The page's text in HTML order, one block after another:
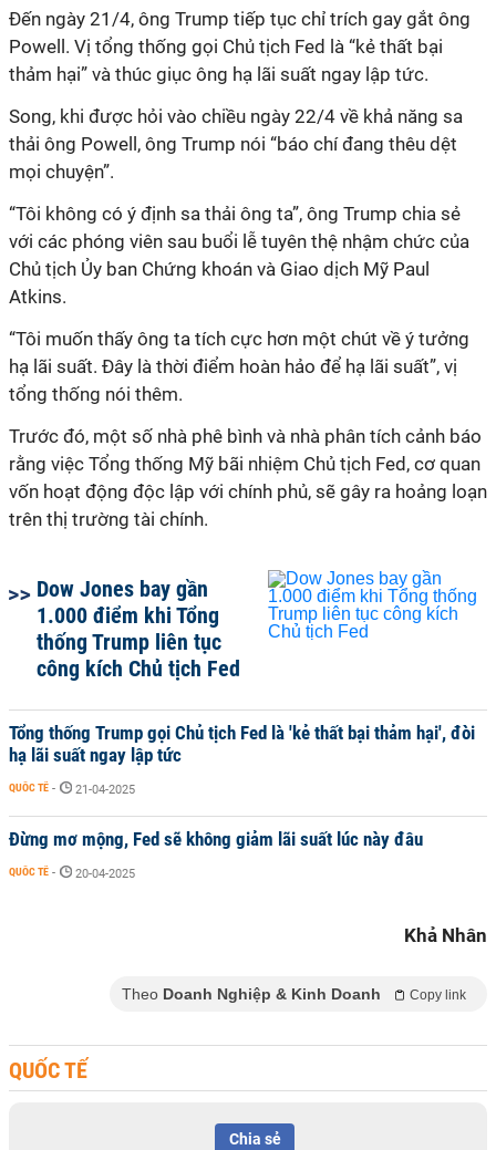
Đến ngày 21/4, ông Trump tiếp tục chỉ trích gay gắt ông
Powell. Vị tổng thống gọi Chủ tịch Fed là “kẻ thất bại
thảm hại” và thúc giục ông hạ lãi suất ngay lập tức.
Song, khi được hỏi vào chiều ngày 22/4 về khả năng sa
thải ông Powell, ông Trump nói “báo chí đang thêu dệt
mọi chuyện”.
“Tôi không có ý định sa thải ông ta”, ông Trump chia sẻ
với các phóng viên sau buổi lễ tuyên thệ nhậm chức của
Chủ tịch Ủy ban Chứng khoán và Giao dịch Mỹ Paul
Atkins.
“Tôi muốn thấy ông ta tích cực hơn một chút về ý tưởng
hạ lãi suất. Đây là thời điểm hoàn hảo để hạ lãi suất”, vị
tổng thống nói thêm.
Trước đó, một số nhà phê bình và nhà phân tích cảnh báo
rằng việc Tổng thống Mỹ bãi nhiệm Chủ tịch Fed, cơ quan
vốn hoạt động độc lập với chính phủ, sẽ gây ra hoảng loạn
trên thị trường tài chính.
Dow Jones bay gần
1.000 điểm khi Tổng
thống Trump liên tục
công kích Chủ tịch Fed
Tổng thống Trump gọi Chủ tịch Fed là 'kẻ thất bại thảm hại', đòi
hạ lãi suất ngay lập tức
QUỐC TẾ - 21-04-2025
Đừng mơ mộng, Fed sẽ không giảm lãi suất lúc này đâu
QUỐC TẾ - 20-04-2025
Khả Nhân
Theo Doanh Nghiệp & Kinh Doanh Copy link
QUỐC TẾ
Chia sẻ